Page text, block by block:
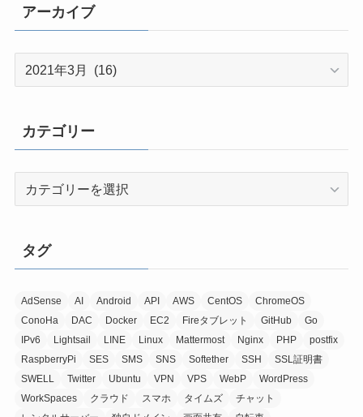
アーカイブ
ブ
カテゴリー
ー
タグ
AdSense AI Android API AWS CentOS
ChromeOS
ConoHa
DAC Docker EC2 Fireタブレット GitHub
Go
IPv6
Lightsail LINE Linux Mattermost Nginx PHP
postfix
RaspberryPi
SES SMS SNS Softether SSH
SSL証明書
SWELL
Twitter Ubuntu VPN VPS WebP
WordPress
WorkSpaces
クラウド スマホ タイムズ
チャット